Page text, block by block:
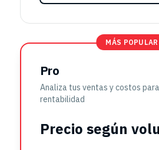
MÁS POPULAR
Pro
Analiza tus ventas y costos
rentabilidad
Precio según